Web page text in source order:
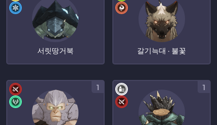
서릿땅거북 갈기늑대 · 불꽃
1 1